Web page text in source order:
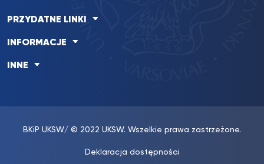
PRZYDATNE LINKI
INFORMACJE
INNE
BKiP UKSW/ © 2022 UKSW. Wszelkie prawa zastrzeżone.
Deklaracja dostępności